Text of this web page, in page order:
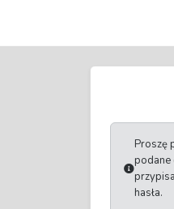
Proszę
podane
hasła.